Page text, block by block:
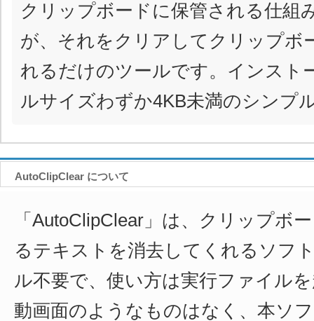
クリップボードに保管される仕組
が、それをクリアしてクリップボ
れるだけのツールです。インスト
ルサイズわずか4KB未満のシンプ
AutoClipClear について
「AutoClipClear」は、クリップボ
るテキストを消去してくれるソフ
ル不要で、使い方は実行ファイル
動画面のようなものはなく、本ソ